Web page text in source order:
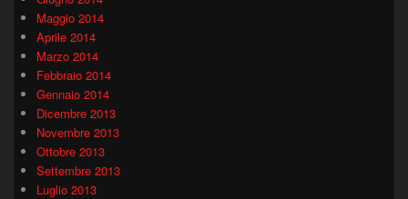
Maggio 2014
Aprile 2014
Marzo 2014
Febbraio 2014
Gennaio 2014
Dicembre 2013
Novembre 2013
Ottobre 2013
Settembre 2013
Luglio 2013